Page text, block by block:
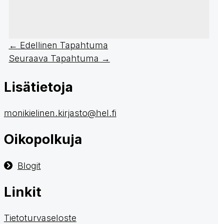
← Edellinen Tapahtuma
Seuraava Tapahtuma →
Lisätietoja
monikielinen.kirjasto@hel.fi
Oikopolkuja
Blogit
Linkit
Tietoturvaseloste